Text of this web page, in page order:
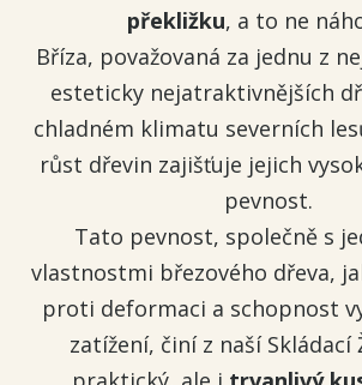
překližku, a to ne
Bříza, považovaná za jednu z
esteticky nejatraktivnějších
chladném klimatu severních
růst dřevin zajišťuje jejich
pevnost.
Tato pevnost, společně s
vlastnostmi březového dřeva,
proti deformaci a schopnost
zatížení, činí z naší Skládací